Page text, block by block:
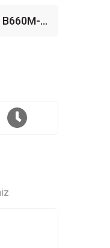
B660M-